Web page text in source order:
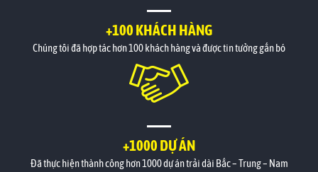
+100 KHÁCH HÀNG
Chúng tôi đã hợp tác hơn 100 khách hàng và được tin tưởng gắn bó
+1000 DỰ ÁN
Đã thực hiện thành công hơn 1000 dự án trải dài Bắc – Trung – Nam